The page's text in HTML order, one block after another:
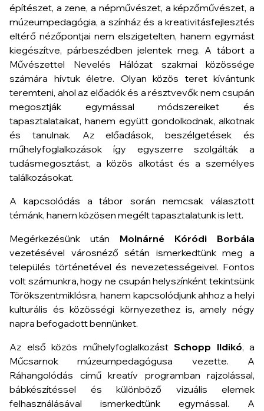
építészet, a zene, a népművészet, a képzőművészet, a
múzeumpedagógia, a színház és a kreativitásfejlesztés
eltérő nézőpontjai nem elszigetelten, hanem egymást
kiegészítve, párbeszédben jelentek meg. A tábort a
Művészettel Nevelés Hálózat szakmai közössége
számára hívtuk életre. Olyan közös teret kívántunk
teremteni, ahol az előadók és a résztvevők nem csupán
megosztják egymással módszereiket és
tapasztalataikat, hanem együtt gondolkodnak, alkotnak
és tanulnak. Az előadások, beszélgetések és
műhelyfoglalkozások így egyszerre szolgálták a
tudásmegosztást, a közös alkotást és a személyes
találkozásokat.
A kapcsolódás a tábor során nemcsak választott
témánk, hanem közösen megélt tapasztalatunk is lett.
Megérkezésünk után Molnárné Kóródi Borbála
vezetésével városnéző sétán ismerkedtünk meg a
település történetével és nevezetességeivel. Fontos
volt számunkra, hogy ne csupán helyszínként tekintsünk
Törökszentmiklósra, hanem kapcsolódjunk ahhoz a helyi
kulturális és közösségi környezethez is, amely négy
napra befogadott bennünket.
Az első közös műhelyfoglalkozást Schopp Ildikó, a
Műcsarnok múzeumpedagógusa vezette. A
Ráhangolódás című kreatív programban rajzolással,
bábkészítéssel és különböző vizuális elemek
felhasználásával ismerkedtünk egymással. A